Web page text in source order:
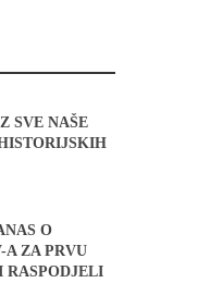
SVE NAŠE
O
A ZA PRVU
RASPODJELI